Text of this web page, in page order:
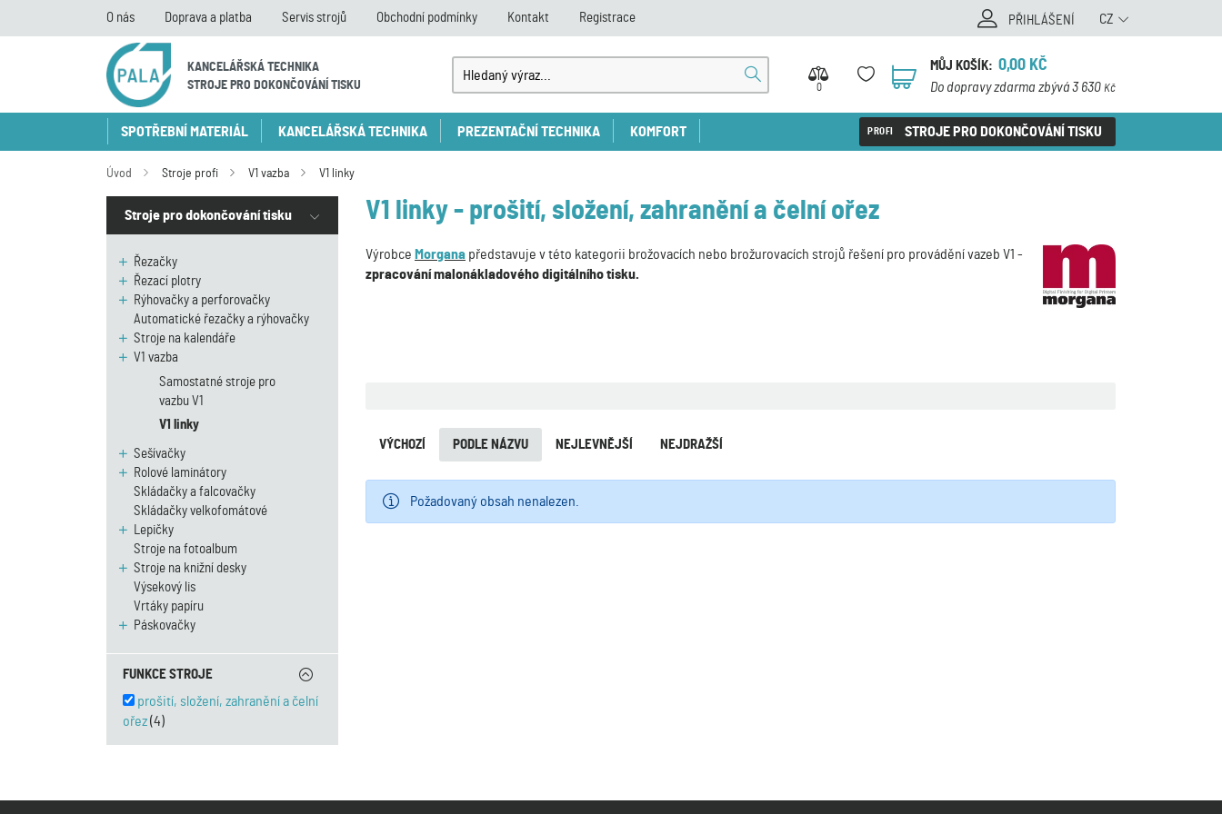
O nás Doprava a platba Servis strojů Obchodní podmínky Kontakt Registrace PŘIHLÁŠENÍ CZ
KANCELÁŘSKÁ TECHNIKA
STROJE PRO DOKONČOVÁNÍ TISKU
0
0
MŮJ KOŠÍK: 0,00 KČ
Do dopravy zdarma zbývá 3 630 Kč
SPOTŘEBNÍ MATERIÁL KANCELÁŘSKÁ TECHNIKA PREZENTAČNÍ TECHNIKA KOMFORT STROJE PRO DOKONČOVÁNÍ TISKU
Úvod Stroje profi V1 vazba V1 linky
Stroje pro dokončování tisku
Řezačky
Řezací plotry
Rýhovačky a perforovačky
Automatické řezačky a rýhovačky
Stroje na kalendáře
V1 vazba
Samostatné stroje pro
vazbu V1
V1 linky
Sešívačky
Rolové laminátory
Skládačky a falcovačky
Skládačky velkofomátové
Lepičky
Stroje na fotoalbum
Stroje na knižní desky
Výsekový lis
Vrtáky papíru
Páskovačky
FUNKCE STROJE
prošití, složení, zahranění a čelní
ořez(4)
V1 linky - prošití, složení, zahranění a čelní ořez
Výrobce Morgana představuje v této kategorii brožovacích nebo brožurovacích strojů řešení pro provádění vazeb V1 -
zpracování malonákladového digitálního tisku.
NEJLEVNĚJŠÍ NEJDRAŽŠÍ
PODLE NÁZVU
VÝCHOZÍ
Požadovaný obsah nenalezen.